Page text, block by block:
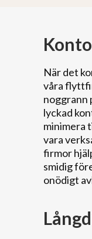
När det
våra
noggrann
lyckad
minimera
vara
firmor
smidig
onödigt